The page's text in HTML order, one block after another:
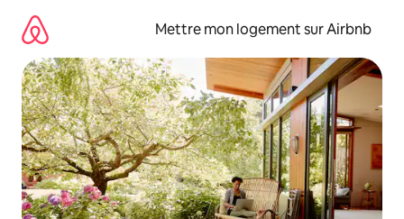
directement
contenu
Mettre mon logement sur Airbnb